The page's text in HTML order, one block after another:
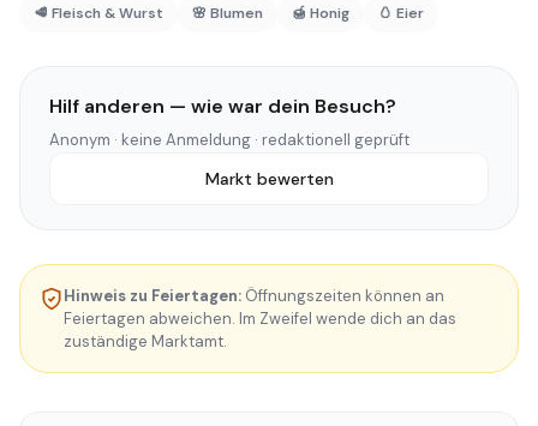
🥩 Fleisch & Wurst
🌸 Blumen 🍯 Honig 🥚 Eier
Hilf anderen — wie war dein Besuch?
Anonym · keine Anmeldung · redaktionell geprüft
Markt bewerten
Hinweis zu Feiertagen: Öffnungszeiten können an
Feiertagen abweichen. Im Zweifel wende dich an das
zuständige Marktamt.